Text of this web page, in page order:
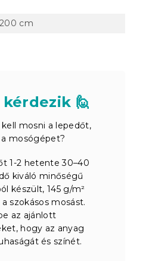
cm
🙋
mosni a lepedőt,
a mosógépet?
1-2 hetente 30–40
kiváló minőségű
készült, 145 g/m²
szokásos mosást.
az ajánlott
hogy az anyag
és színét.